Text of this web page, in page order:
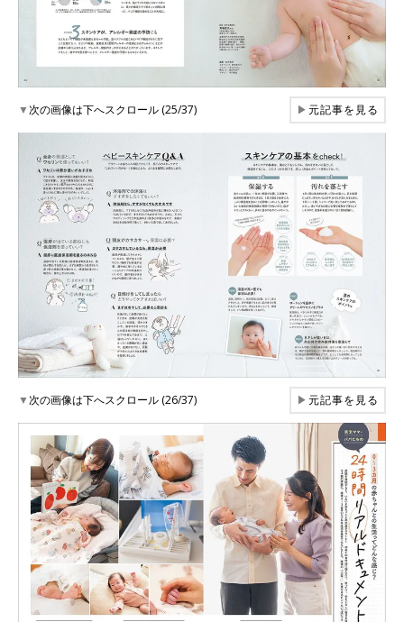
▼次の画像は下へスクロール (25/37) ▶元記事を見る
▼次の画像は下へスクロール (26/37) ▶元記事を見る